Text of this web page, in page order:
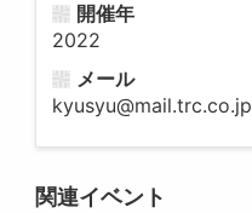
開催年
2022
メール
kyusyu@mail.trc.co.jp
関連イベント